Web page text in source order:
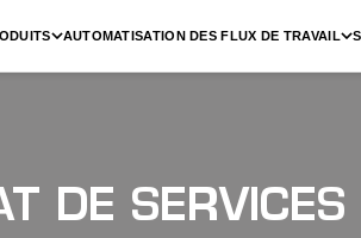
AUTOMATISATION DES FLUX DE TRAVAIL
DE